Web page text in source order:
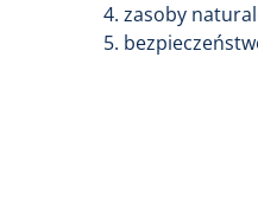
zasoby